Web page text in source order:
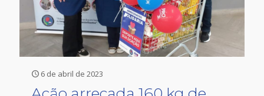
6 de abril de 2023